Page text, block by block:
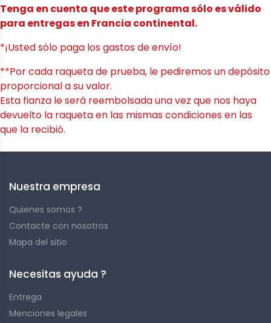
Tenga en cuenta que este programa sólo es válido
para entregas en Francia continental.
*¡Usted sólo paga los gastos de envío!
**Por cada raqueta de prueba, le pediremos un depósito
proporcional a su valor.
Esta fianza le será reembolsada una vez que nos haya
devuelto la raqueta en las mismas condiciones en las
que la recibió.
Nuestra empresa
Quienes somos ?
Contacte con nosotros
Mapa del sitio
Necesitas ayuda ?
Entrega
Menciones legales